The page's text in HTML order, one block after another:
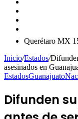
Querétaro MX
Inicio/Estados/
asesinados en
EstadosGuanajuato
Difunden